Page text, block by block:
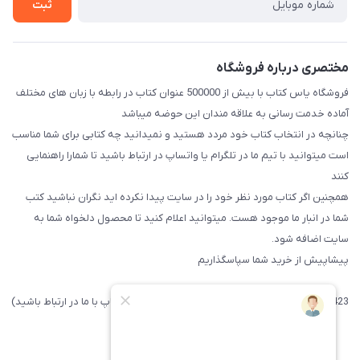
ثبت
مختصری درباره فروشگاه
فروشگاه یاس کتاب با بیش از 500000 عنوان کتاب در رابطه با زبان های مختلف
آماده خدمت رسانی به علاقه مندان این حوضه میباشد
چنانچه در انتخاب کتاب خود مردد هستید و نمیدانید چه کتابی برای شما مناسب
است میتوانید با تیم ما در تلگرام یا واتساپ در ارتباط باشید تا شما‌را راهنمایی
کنند
همچنین اگر کتاب مورد نظر خود را در سایت پیدا نکرده اید نگران نباشید کتب
شما در انبار ما موجود هست. میتوانید اعلام کنید تا محصول دلخواه شما به
سایت اضافه شود.
پیشاپیش از خرید شما سپاسگذاریم
09371742423 (لطفا فقط پیامک داده و یا از طریق واتساپ با ما در ارتباط باشید)